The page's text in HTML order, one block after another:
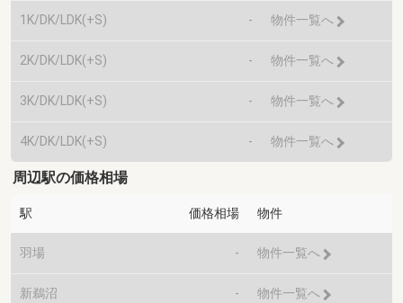
1K/DK/LDK(+S) - 物件一覧へ
2K/DK/LDK(+S) - 物件一覧へ
3K/DK/LDK(+S) - 物件一覧へ
4K/DK/LDK(+S) - 物件一覧へ
周辺駅の価格相場
駅 価格相場 物件
羽場 - 物件一覧へ
新鵜沼 - 物件一覧へ